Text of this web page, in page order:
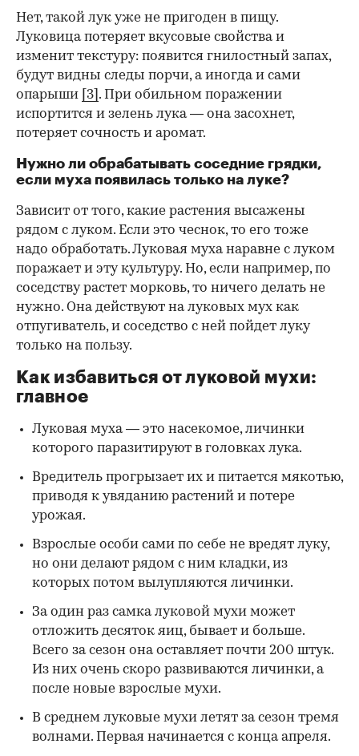
Нет, такой лук уже не пригоден в пищу.
Луковица потеряет вкусовые свойства и
изменит текстуру: появится гнилостный запах,
будут видны следы порчи, а иногда и сами
опарыши
[3] . При обильном поражении
испортится и зелень лука — она засохнет,
потеряет сочность и аромат.
Нужно ли обрабатывать соседние грядки,
если муха появилась только на луке?
Зависит от того, какие растения высажены
рядом с луком. Если это чеснок, то его тоже
надо обработать. Луковая муха наравне с луком
поражает и эту культуру. Но, если например, по
соседству растет морковь, то ничего делать не
нужно. Она действуют на луковых мух как
отпугиватель, и соседство с ней пойдет луку
только на пользу.
Как избавиться от луковой мухи:
главное
Луковая муха — это насекомое, личинки
которого паразитируют в головках лука.
Вредитель прогрызает их и питается мякотью,
приводя к увяданию растений и потере
урожая.
Взрослые особи сами по себе не вредят луку,
но они делают рядом с ним кладки, из
которых потом вылупляются личинки.
За один раз самка луковой мухи может
отложить десяток яиц, бывает и больше.
Всего за сезон она оставляет почти 200 штук.
Из них очень скоро развиваются личинки, а
после новые взрослые мухи.
В среднем луковые мухи летят за сезон тремя
волнами. Первая начинается с конца апреля.